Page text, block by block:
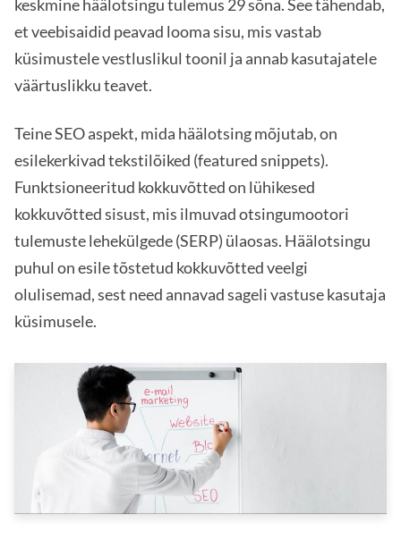
keskmine häälotsingu tulemus 29 sõna. See tähendab,
et veebisaidid peavad looma sisu, mis vastab
küsimustele vestluslikul toonil ja annab kasutajatele
väärtuslikku teavet.
Teine SEO aspekt, mida häälotsing mõjutab, on
esilekerkivad tekstilõiked (featured snippets).
Funktsioneeritud kokkuvõtted on lühikesed
kokkuvõtted sisust, mis ilmuvad otsingumootori
tulemuste lehekülgede (SERP) ülaosas. Häälotsingu
puhul on esile tõstetud kokkuvõtted veelgi
olulisemad, sest need annavad sageli vastuse kasutaja
küsimusele.